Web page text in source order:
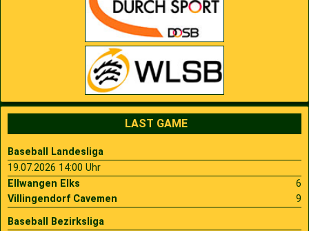
LAST GAME
Baseball Landesliga
19.07.2026 14:00 Uhr
Ellwangen Elks
6
Villingendorf Cavemen
9
Baseball Bezirksliga